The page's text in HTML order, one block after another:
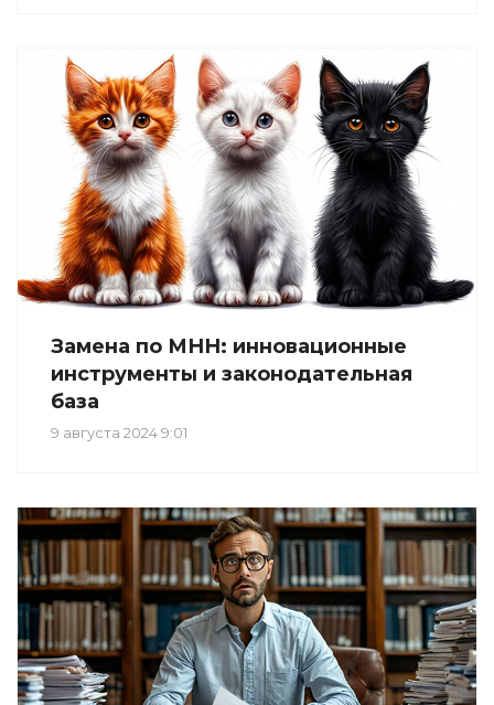
Замена по МНН: инновационные
инструменты и законодательная
база
9 августа 2024 9:01